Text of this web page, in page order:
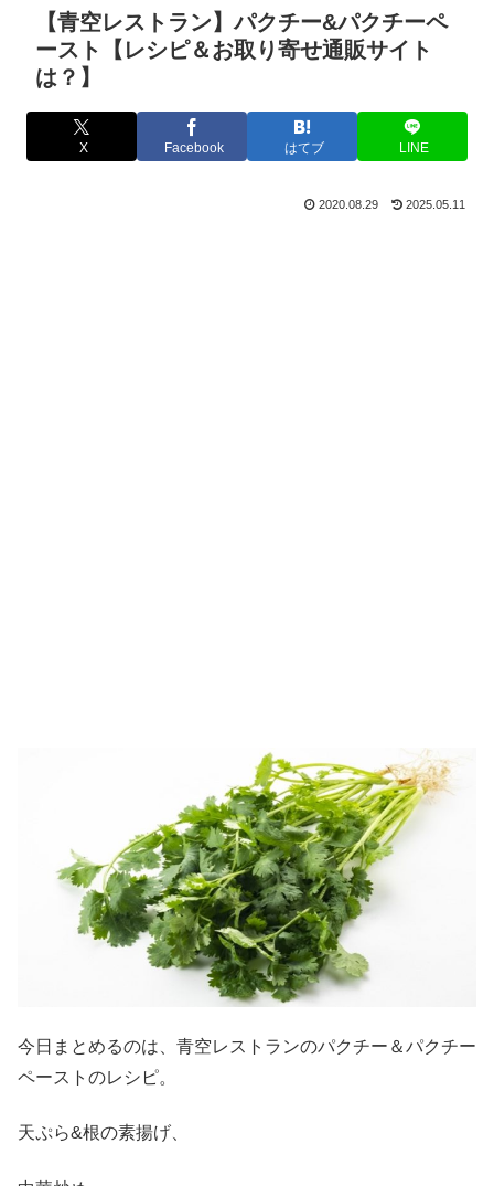
【青空レストラン】パクチー&パクチーペ
ースト【レシピ＆お取り寄せ通販サイト
は？】
X Facebook はてブ LINE
2020.08.29 2025.05.11
今日まとめるのは、青空レストランのパクチー＆パクチー
ペーストのレシピ。
天ぷら&根の素揚げ、